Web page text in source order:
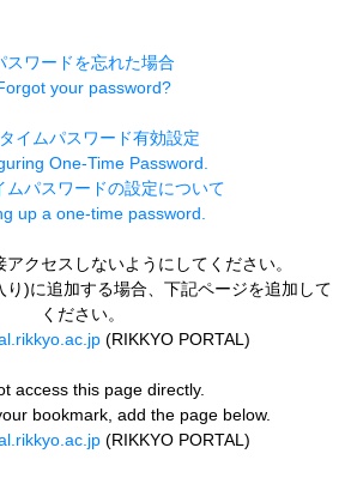
スワードを忘れた場合
your password?
イムパスワード有効設定
One-Time Password.
ムパスワードの設定について
up a one-time password.
クセスしないようにしてください。
り)に追加する場合、下記ページを追加して
ください。
(RIKKYO PORTAL)
access this page directly.
bookmark, add the page below.
(RIKKYO PORTAL)